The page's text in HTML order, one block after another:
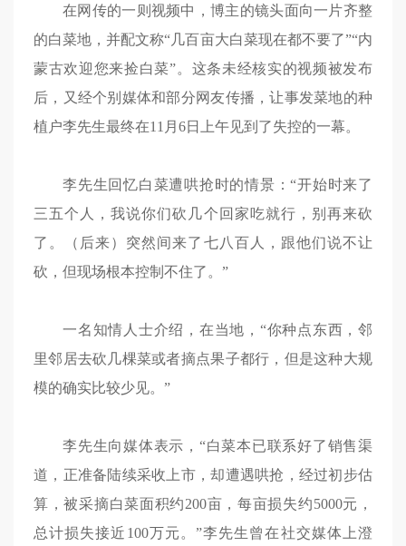
在网传的一则视频中，博主的镜头面向一片齐整
的白菜地，并配文称“几百亩大白菜现在都不要了”“内
蒙古欢迎您来捡白菜”。这条未经核实的视频被发布
后，又经个别媒体和部分网友传播，让事发菜地的种
植户李先生最终在11月6日上午见到了失控的一幕。
李先生回忆白菜遭哄抢时的情景：“开始时来了
三五个人，我说你们砍几个回家吃就行，别再来砍
了。（后来）突然间来了七八百人，跟他们说不让
砍，但现场根本控制不住了。”
一名知情人士介绍，在当地，“你种点东西，邻
里邻居去砍几棵菜或者摘点果子都行，但是这种大规
模的确实比较少见。”
李先生向媒体表示，“白菜本已联系好了销售渠
道，正准备陆续采收上市，却遭遇哄抢，经过初步估
算，被采摘白菜面积约200亩，每亩损失约5000元，
总计损失接近100万元。”李先生曾在社交媒体上澄